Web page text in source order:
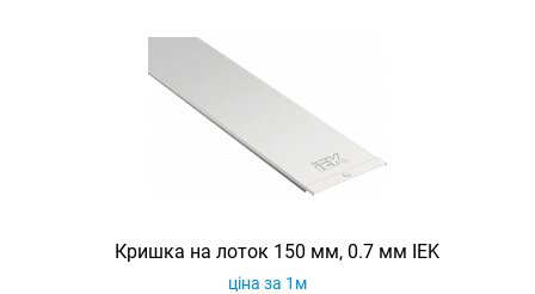
Кришка на лоток 150 мм, 0.7 мм IEK
ціна за 1м